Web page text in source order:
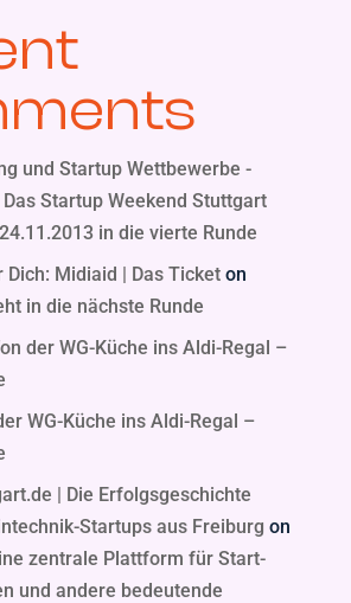
und Startup Wettbewerbe -
Das Startup Weekend Stuttgart
in die vierte Runde
Dich: Midiaid | Das Ticketon
in die nächste Runde
der WG-Küche ins Aldi-Regal –
WG-Küche ins Aldi-Regal –
| Die Erfolgsgeschichte
Startups aus Freiburg on
zentrale Plattform für Start-
und andere bedeutende